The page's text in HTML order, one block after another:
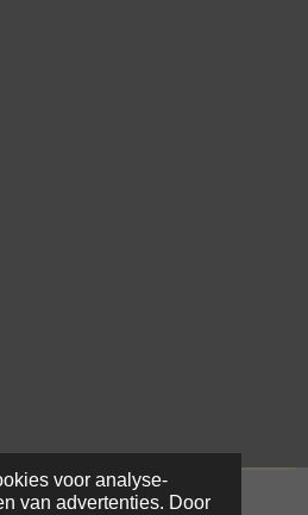
voor analyse-
van advertenties. Door